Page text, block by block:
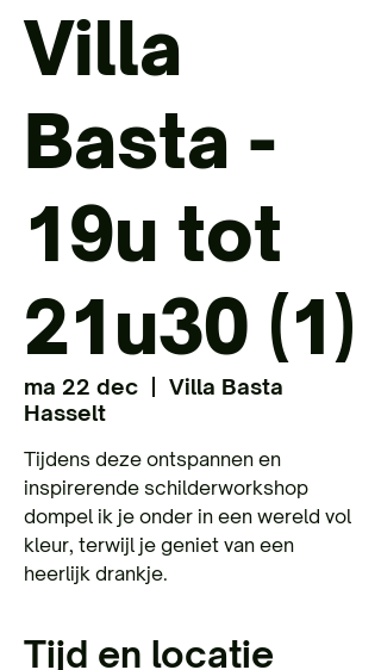
Villa
Basta -
19u tot
21u30 (1)
ma 22 dec
Villa Basta
Hasselt
Tijdens deze ontspannen en
inspirerende schilderworkshop
dompel ik je onder in een wereld vol
kleur, terwijl je geniet van een
heerlijk drankje.
Tijd en locatie